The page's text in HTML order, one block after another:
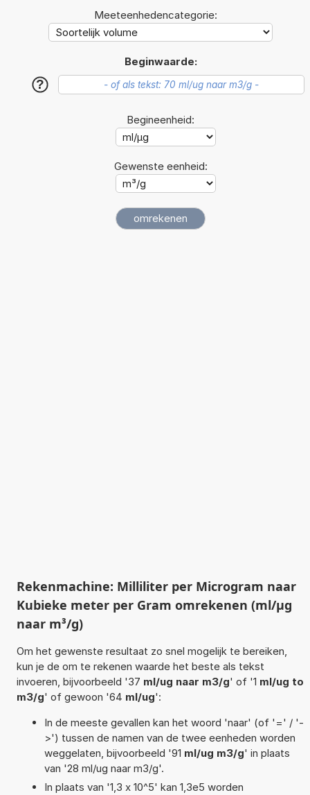
Meeteenhedencategorie:
Beginwaarde:
?
Begineenheid:
Gewenste eenheid:
Rekenmachine: Milliliter per Microgram naar
Kubieke meter per Gram omrekenen (ml/µg
naar m³/g)
Om het gewenste resultaat zo snel mogelijk te bereiken,
kun je de om te rekenen waarde het beste als tekst
invoeren, bijvoorbeeld '37 ml/ug naar m3/g' of '1 ml/ug to
m3/g' of gewoon '64 ml/ug':
In de meeste gevallen kan het woord 'naar' (of '=' / '-
>') tussen de namen van de twee eenheden worden
weggelaten, bijvoorbeeld '91 ml/ug m3/g' in plaats
van '28 ml/ug naar m3/g'.
In plaats van '1,3 x 10^5' kan 1,3e5 worden